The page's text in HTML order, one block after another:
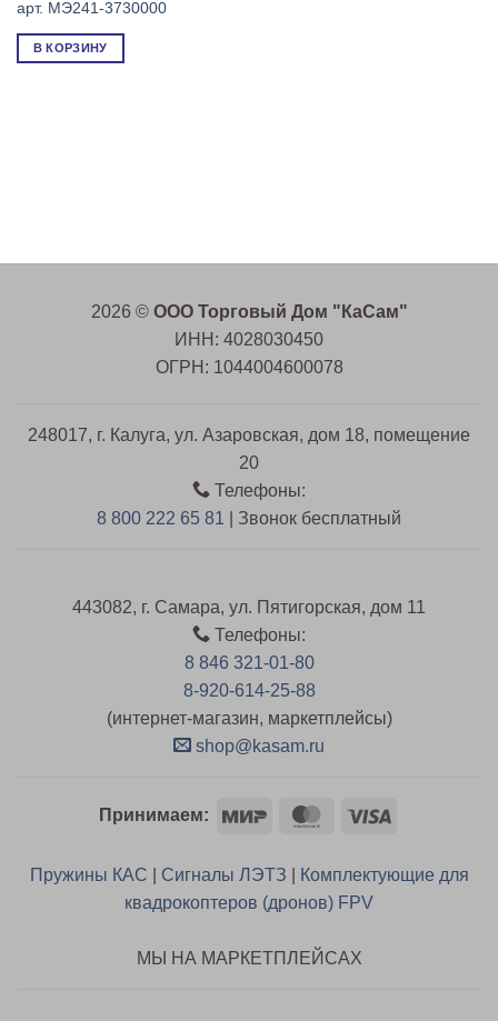
арт. МЭ241-3730000
В КОРЗИНУ
2026 © ООО Торговый Дом "КаСам"
ИНН: 4028030450
ОГРН: 1044004600078
248017, г. Калуга, ул. Азаровская, дом 18, помещение
20
Телефоны:
8 800 222 65 81 | Звонок бесплатный
443082, г. Самара, ул. Пятигорская, дом 11
Телефоны:
8 846 321-01-80
8-920-614-25-88
(интернет-магазин, маркетплейсы)
shop@kasam.ru
Принимаем: Mir MasterCard
Visa
Пружины КАС Сигналы ЛЭТЗ
Комплектующие для
квадрокоптеров (дронов) FPV
МЫ НА МАРКЕТПЛЕЙСАХ